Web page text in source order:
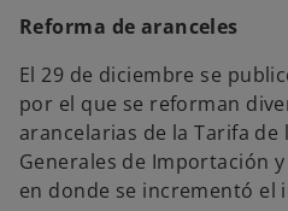
Reforma de aranceles
El 29 de diciembre se
por el que se reforman
arancelarias de la Tarifa de
Generales de Importación
en donde se incrementó el